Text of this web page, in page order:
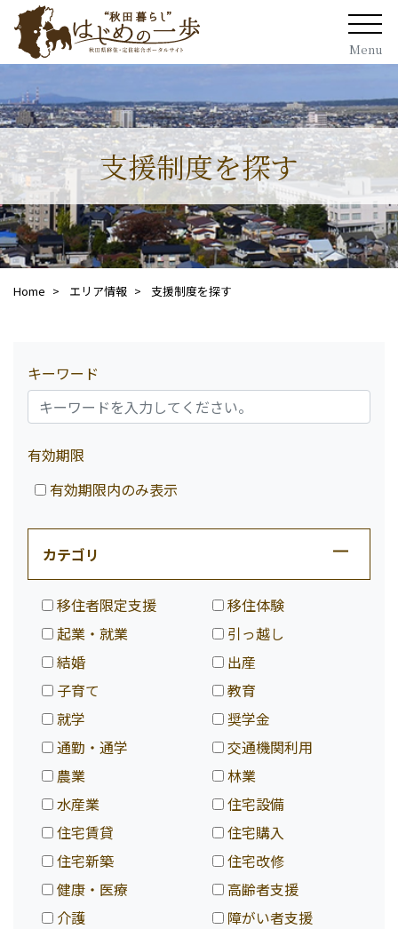
Menu
支援制度を探す
Home エリア情報 支援制度を探す
キーワード
有効期限
有効期限内のみ表示
カテゴリ
移住者限定支援
移住体験
起業・就業
引っ越し
結婚
出産
子育て
教育
就学
奨学金
通勤・通学
交通機関利用
農業
林業
水産業
住宅設備
住宅賃貸
住宅購入
住宅新築
住宅改修
健康・医療
高齢者支援
介護
障がい者支援